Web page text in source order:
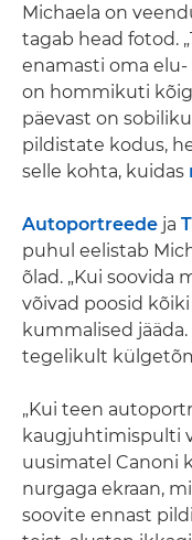
Michaela on
tagab head fotod.
enamasti oma
on hommikuti
päevast on
pildistate kodus,
selle kohta, kuidas
Autoportreede ja
puhul eelistab
õlad. „Kui soovida
võivad poosid
kummalised
tegelikult
„Kui teen
kaugjuhtimispulti
uusimatel Canoni
nurgaga ekraan,
soovite ennast